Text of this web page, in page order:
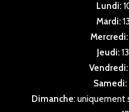
Lundi:
Mardi:
Mercredi:
Jeudi:
Vendredi:
Samedi:
Dimanche: uniquement